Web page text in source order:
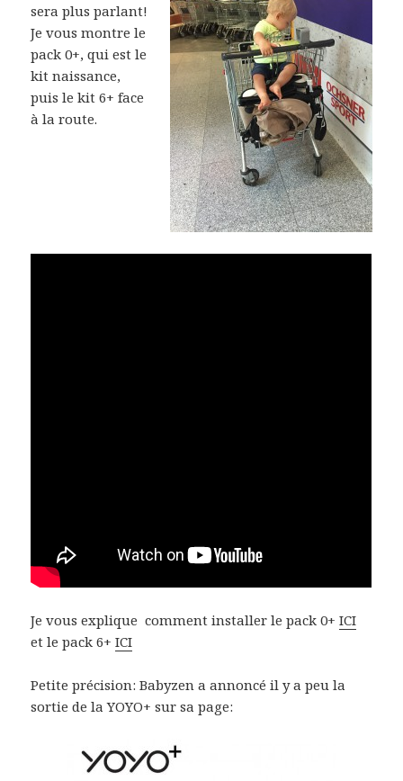
sera plus parlant!
Je vous montre le
pack 0+, qui est le
kit naissance,
puis le kit 6+ face
à la route.
Je vous explique comment installer le pack 0+ICI
et le pack 6+ICI
Petite précision: Babyzen a annoncé il y a peu la
sortie de la YOYO+ sur sa page: